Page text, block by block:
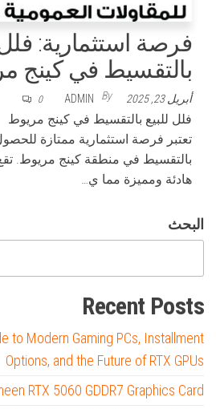
فرصة استثمارية: فلل
بالتقسيط في كينج
أبريل 23, 2025 By
ADMIN
0
فلل للبيع بالتقسيط في كينج مريوط
تعتبر فرصة استثمارية ممتازة
بالتقسيط في منطقة كينج مريوط.
هادئة ومميزة مما ي…
البحث
Recent Posts
to Modern Gaming PCs, Installment
Options, and the Future of RTX GPUs
RTX 5060 GDDR7 Graphics Card